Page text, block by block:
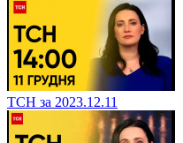
ТСН за 2023.12.11